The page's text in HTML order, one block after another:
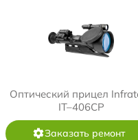
Оптический прицел
IT–406СP
Заказать ремонт